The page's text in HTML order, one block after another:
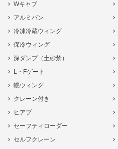
Wキャブ
アルミバン
冷凍冷蔵ウィング
保冷ウィング
深ダンプ（土砂禁）
L・Fゲート
幌ウィング
クレーン付き
ヒアブ
セーフティローダー
セルフクレーン